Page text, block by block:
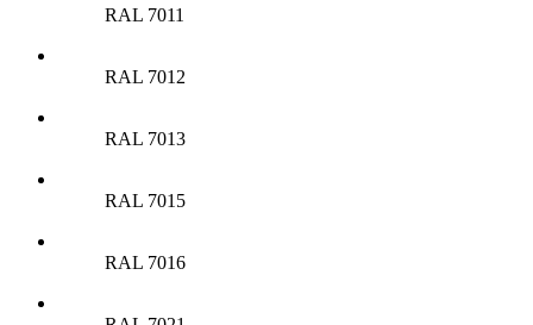
RAL 7011
RAL 7012
RAL 7013
RAL 7015
RAL 7016